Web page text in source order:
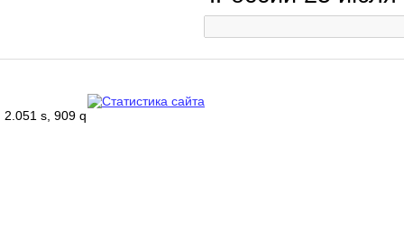
2.051 s, 909 q